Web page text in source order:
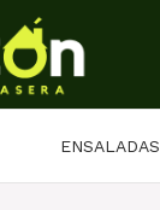
ENSALADAS